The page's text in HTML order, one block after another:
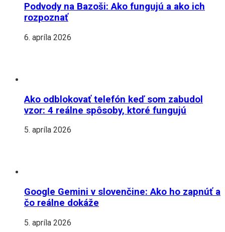
Podvody na Bazoši: Ako fungujú a ako ich
rozpoznať
6. apríla 2026
Ako odblokovať telefón keď som zabudol
vzor: 4 reálne spôsoby, ktoré fungujú
5. apríla 2026
Google Gemini v slovenčine: Ako ho zapnúť a
čo reálne dokáže
5. apríla 2026